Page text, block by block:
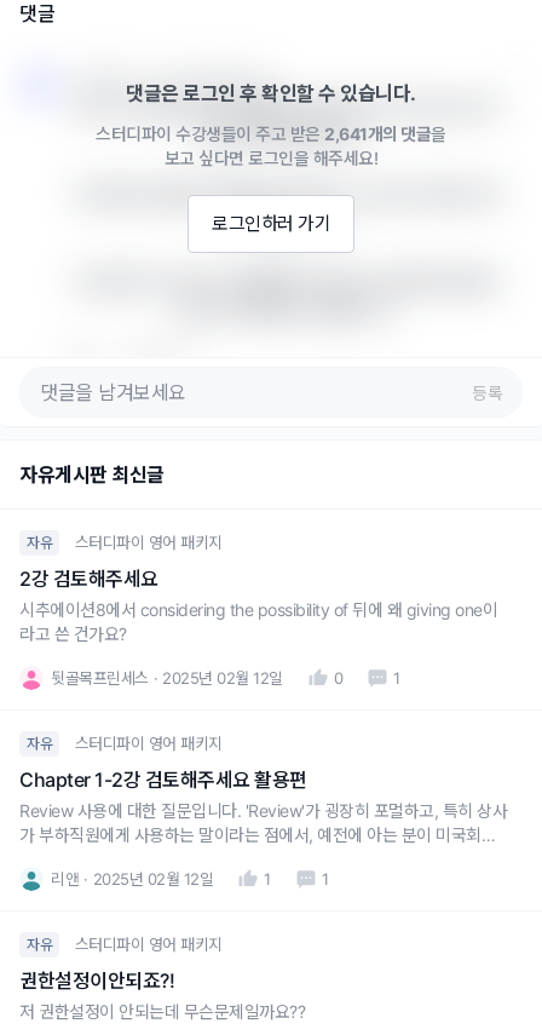
댓글
보고서 초안을 다른 팀원들과 공유할 기회가 있는지 확
인차 연락드렸습니다.
지난주에 요청한 견적을 보내 주실 수 있는지 확인차 연
락드렸습니다.
댓글은 로그인 후 확인할 수 있습니다.
스터디파이 수강생들이 주고 받은 2,641개의 댓글을
보고 싶다면 로그인을 해주세요!
로그인하러 가기
등록
자유게시판 최신글
자유 스터디파이 영어 패키지
2강 검토해주세요
시추에이션8에서 considering the possibility of 뒤에 왜 giving one이
라고 쓴 건가요?
뒷골목프린세스 2025년 02월 12일 0 1
자유 스터디파이 영어 패키지
Chapter 1-2강 검토해주세요 활용편
Review 사용에 대한 질문입니다. 'Review'가 굉장히 포멀하고, 특히 상사
가 부하직원에게 사용하는 말이라는 점에서, 예전에 아는 분이 미국회사
에게 보통 쓰는말이므로 사용 자제해달라는 이야기였죠! 그런데 을위치인
리앤 2025년 02월 12일 1 1
자유 스터디파이 영어 패키지
권한설정이안되죠?!
저 권한설정이 안되는데 무슨문제일까요??